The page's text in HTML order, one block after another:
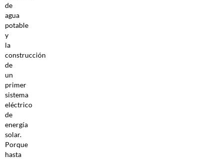
de
agua
potable
y
la
construcción
de
un
primer
sistema
eléctrico
de
energía
solar.
Porque
hasta